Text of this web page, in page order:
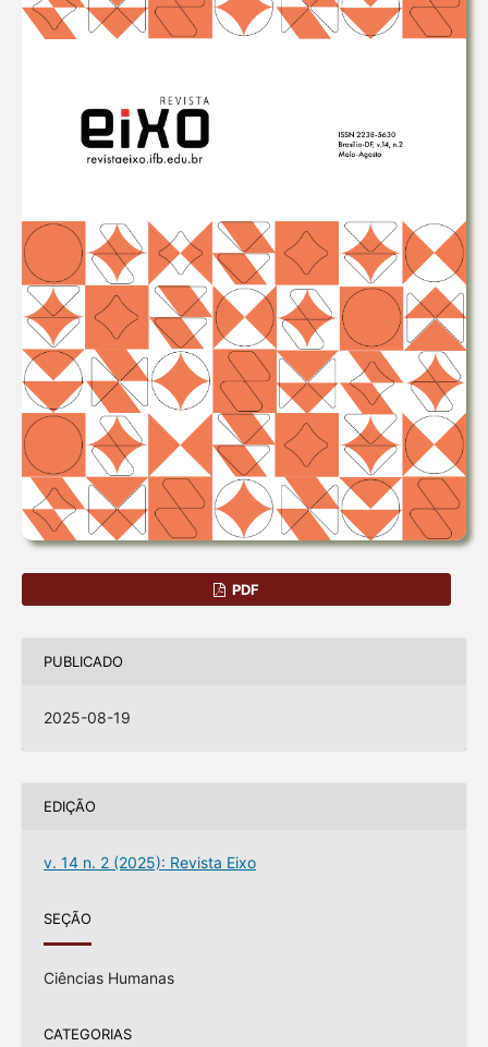
PDF
PUBLICADO
2025-08-19
EDIÇÃO
v. 14 n. 2 (2025): Revista Eixo
SEÇÃO
Ciências Humanas
CATEGORIAS